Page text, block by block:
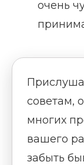
очень
советам,
многих
вашего
забыть